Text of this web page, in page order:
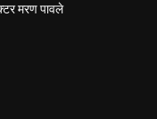
मरण पावले